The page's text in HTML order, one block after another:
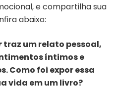
e compartilha sua
abaixo:
traz um relato pessoal,
íntimos e
Como foi expor essa
vida em um livro?